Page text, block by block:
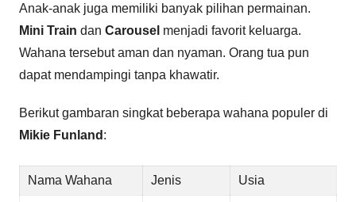
Anak-anak juga memiliki banyak pilihan permainan.
Mini Train dan Carousel menjadi favorit keluarga.
Wahana tersebut aman dan nyaman. Orang tua pun
dapat mendampingi tanpa khawatir.
Berikut gambaran singkat beberapa wahana populer di
Mikie Funland :
Nama Wahana Jenis Usia